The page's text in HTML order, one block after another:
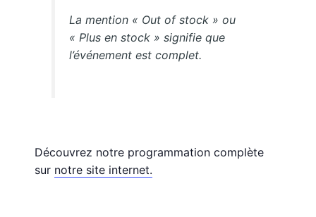
La mention « Out of stock » ou
« Plus en stock » signifie que
l’événement est complet.
Découvrez notre programmation complète
sur notre site internet.